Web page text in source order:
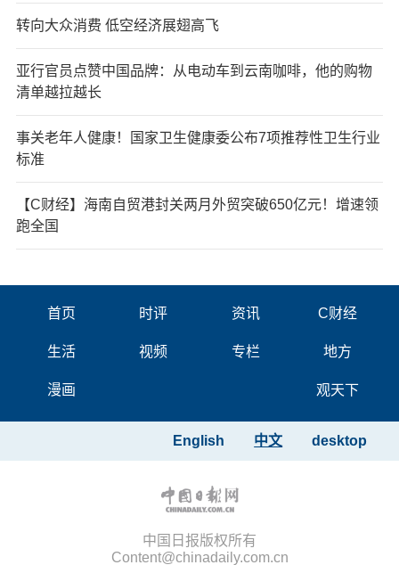
转向大众消费 低空经济展翅高飞
亚行官员点赞中国品牌：从电动车到云南咖啡，他的购物
清单越拉越长
事关老年人健康！国家卫生健康委公布7项推荐性卫生行业
标准
【C财经】海南自贸港封关两月外贸突破650亿元！增速领
跑全国
首页 时评 资讯 C财经
生活 视频 专栏 地方
漫画 观天下
desktop
中文
English
中国日报版权所有
Content@chinadaily.com.cn